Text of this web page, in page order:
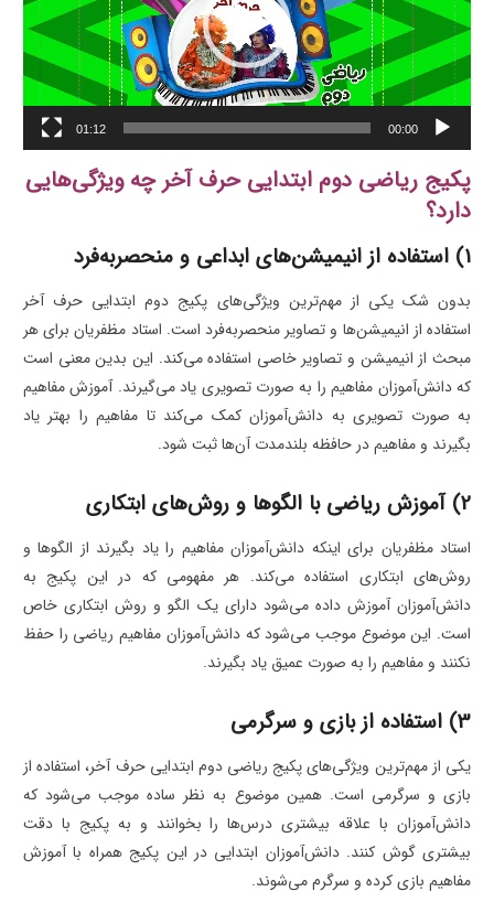
00:00
01:12
پکیج ریاضی دوم ابتدایی حرف آخر چه ویژگی‌هایی
دارد؟
1) استفاده از انیمیشن‌های ابداعی و منحصربه‌فرد
بدون شک یکی از مهم‌ترین ویژگی‌های پکیج دوم ابتدایی حرف آخر
استفاده از انیمیشن‌ها و تصاویر منحصربه‌فرد است. استاد مظفریان برای هر
مبحث از انیمیشن و تصاویر خاصی استفاده می‌کند. این بدین معنی است
که دانش‌آموزان مفاهیم را به صورت تصویری یاد می‌گیرند. آموزش مفاهیم
به صورت تصویری به دانش‌آموزان کمک می‌کند تا مفاهیم را بهتر یاد
بگیرند و مفاهیم در حافظه بلندمدت آن‌ها ثبت شود.
2) آموزش ریاضی با الگوها و روش‌های ابتکاری
استاد مظفریان برای اینکه دانش‌آموزان مفاهیم را یاد بگیرند از الگوها و
روش‌های ابتکاری استفاده می‌کند. هر مفهومی که در این پکیج به
دانش‌آموزان آموزش داده می‌شود دارای یک الگو و روش ابتکاری خاص
است. این موضوع موجب می‌شود که دانش‌آموزان مفاهیم ریاضی را حفظ
نکنند و مفاهیم را به صورت عمیق یاد بگیرند.
3) استفاده از بازی و سرگرمی
یکی از مهم‌ترین ویژگی‌های پکیج‌ ریاضی دوم ابتدایی حرف آخر، استفاده از
بازی و سرگرمی است. همین موضوع به نظر ساده موجب می‌شود که
دانش‌آموزان با علاقه بیشتری درس‌ها را بخوانند و به پکیج با دقت
بیشتری گوش کنند. دانش‌آموزان ابتدایی در این پکیج همراه با آموزش
مفاهیم بازی کرده و سرگرم می‌شوند.